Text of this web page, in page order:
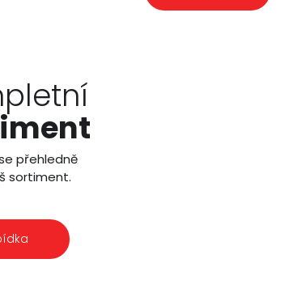
přehledně
sortiment.